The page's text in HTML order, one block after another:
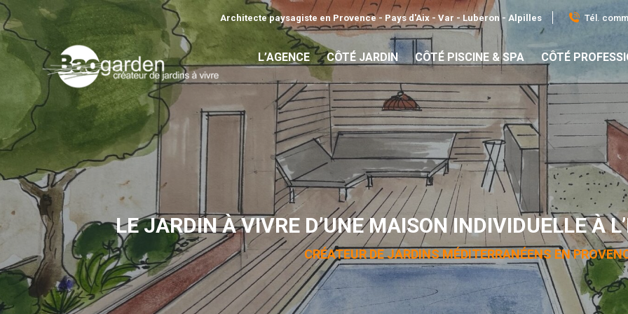
Architecte paysagiste en Provence - Pays d'Aix - Var - Luberon - Alpilles Tél.
L’AGENCE CÔTÉ JARDIN CÔTÉ PISCINE & SPA CÔTÉ
LE JARDIN À VIVRE D’UNE MAISON INDIVIDUELLE À
CRÉATEUR DE JARDINS MÉDITERRANÉENS EN